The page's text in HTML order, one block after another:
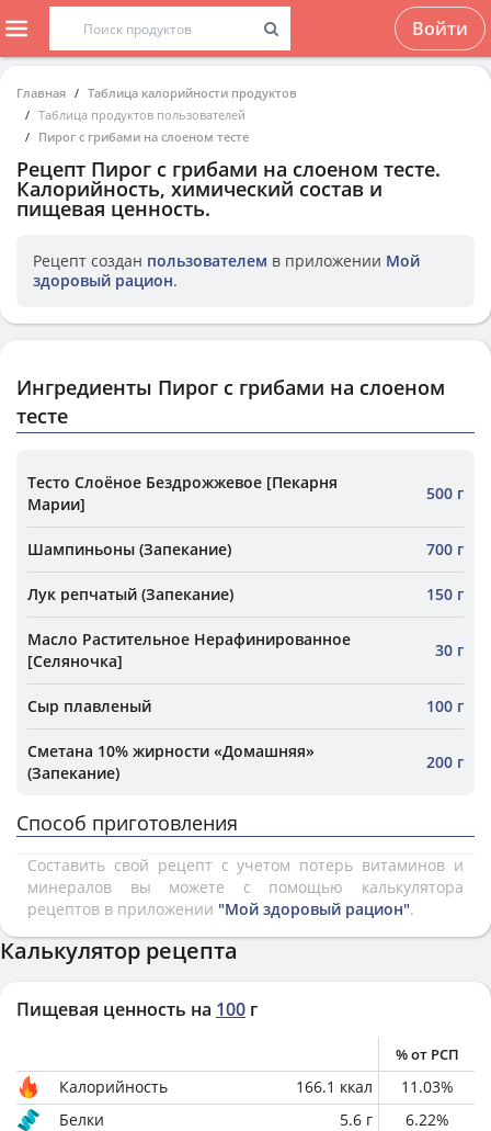
Войти
Главная
Таблица калорийности продуктов
Таблица продуктов пользователей
Пирог с грибами на слоеном тесте
Рецепт Пирог с грибами на слоеном тесте.
Калорийность, химический состав и
пищевая ценность.
Рецепт создан пользователем в приложении Мой
здоровый рацион.
Ингредиенты Пирог с грибами на слоеном
тесте
Тесто Слоёное Бездрожжевое [Пекарня
Марии]
500 г
Шампиньоны (Запекание) 700 г
Лук репчатый (Запекание) 150 г
Масло Растительное Нерафинированное
[Селяночка]
30 г
Сыр плавленый 100 г
Сметана 10% жирности «Домашняя»
(Запекание)
200 г
Способ приготовления
Составить свой рецепт с учетом потерь витаминов и
минералов вы можете с помощью калькулятора
рецептов в приложении "Мой здоровый рацион".
Калькулятор рецепта
Пищевая ценность на 100 г
% от РСП
Калорийность 166.1 ккал 11.03%
Белки
5.6 г 6.22%